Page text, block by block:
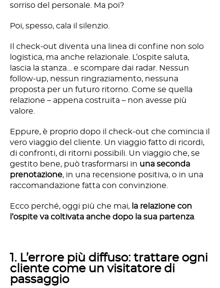
sorriso del personale. Ma poi?
Poi, spesso, cala il silenzio.
Il check-out diventa una linea di confine non solo
logistica, ma anche relazionale. L’ospite saluta,
lascia la stanza… e scompare dai radar. Nessun
follow-up, nessun ringraziamento, nessuna
proposta per un futuro ritorno. Come se quella
relazione – appena costruita – non avesse più
valore.
Eppure, è proprio dopo il check-out che comincia il
vero viaggio del cliente. Un viaggio fatto di ricordi,
di confronti, di ritorni possibili. Un viaggio che, se
gestito bene, può trasformarsi in una seconda
prenotazione, in una recensione positiva, o in una
raccomandazione fatta con convinzione.
Ecco perché, oggi più che mai, la relazione con
l’ospite va coltivata anche dopo la sua partenza
1. L’errore più diffuso: trattare ogni
cliente come un visitatore di
passaggio